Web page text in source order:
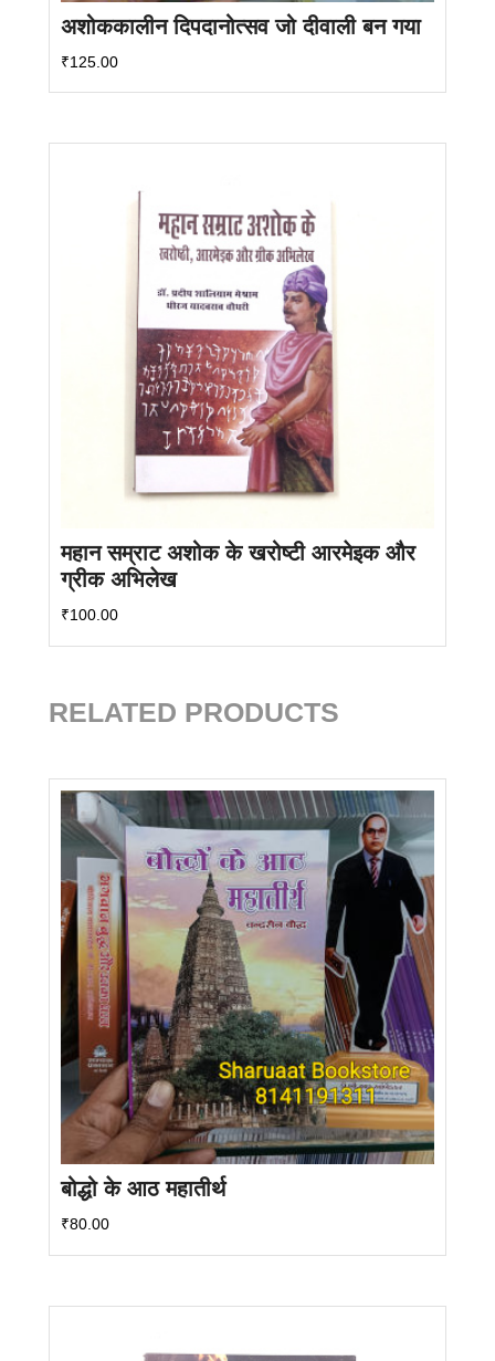
अशोककालीन दिपदानोत्सव जो दीवाली बन गया
₹125.00
महान सम्राट अशोक के खरोष्टी आरमेइक और
ग्रीक अभिलेख
₹100.00
RELATED PRODUCTS
बोद्धो के आठ महातीर्थ
₹80.00